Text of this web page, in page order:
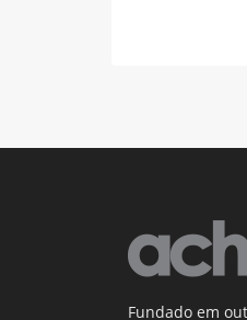
Fundado em